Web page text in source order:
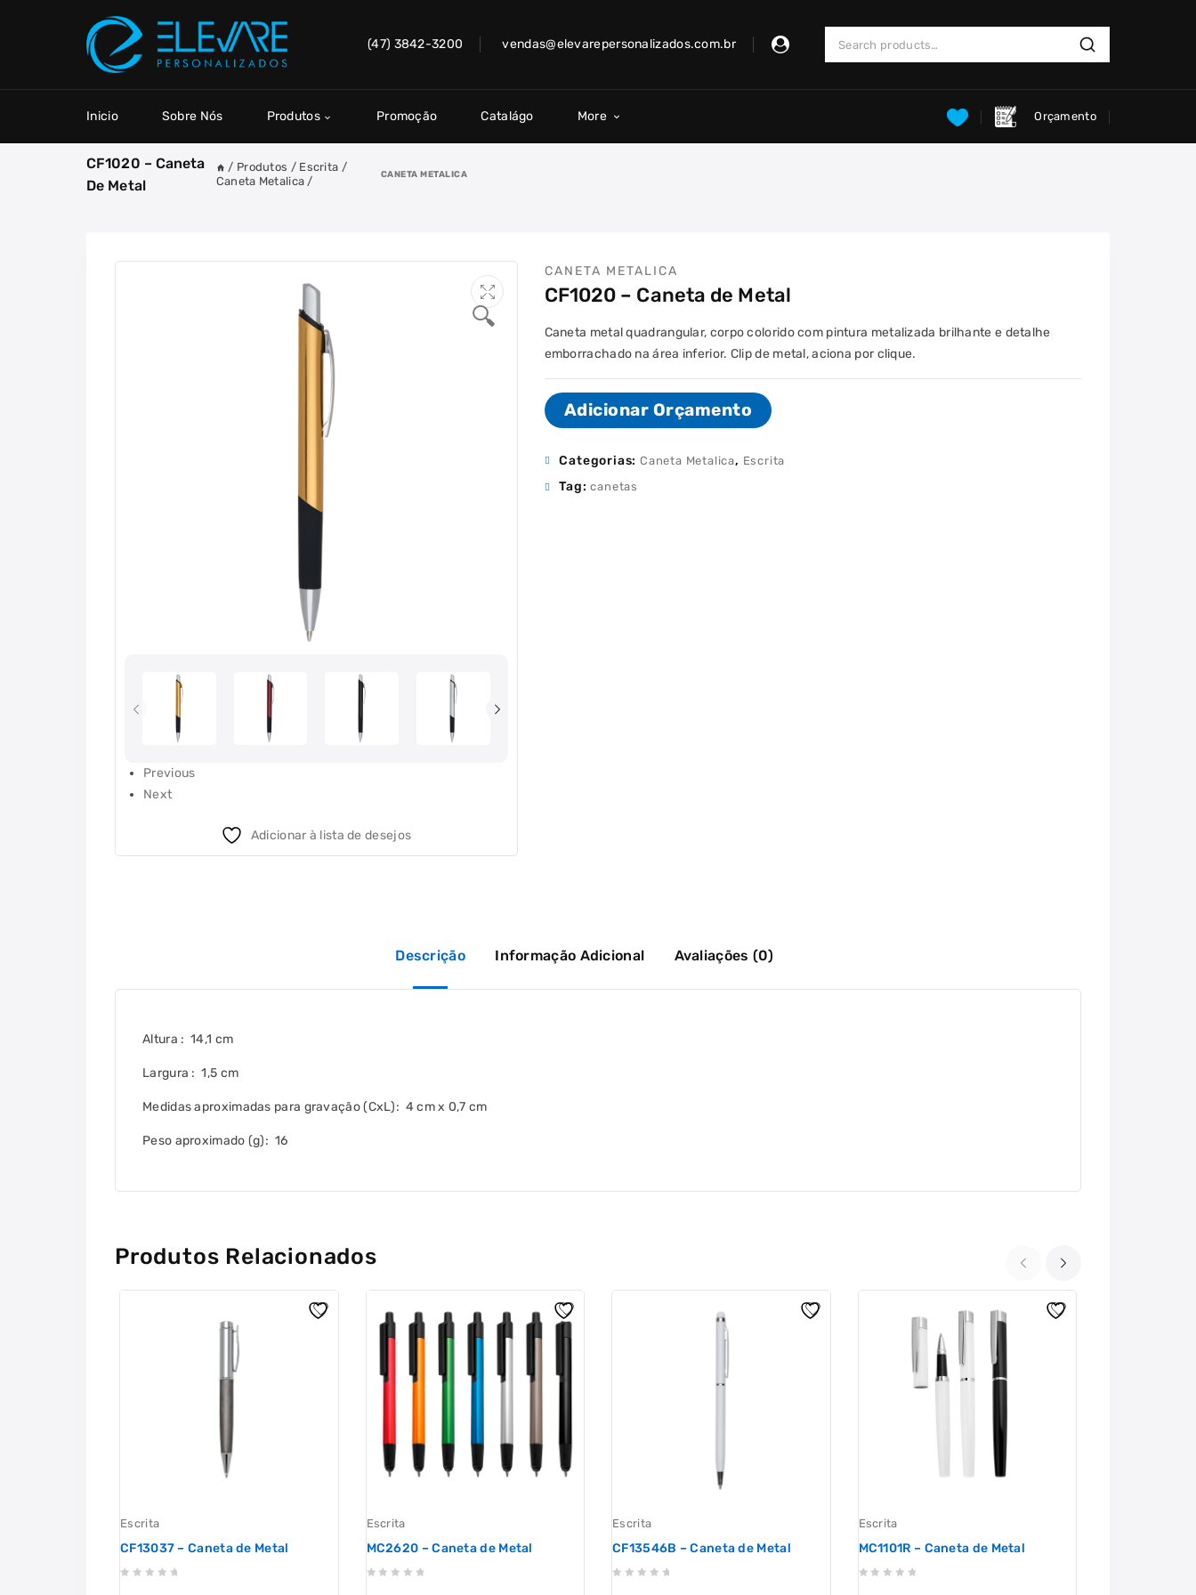
(47) 3842-3200 vendas@elevarepersonalizados.com.br Search
Inicio Sobre Nós Produtos Promoção Catalágo More Orçamento
CF1020 – Caneta
De Metal
/ Produtos / Escrita /
Caneta Metalica /
CANETA METALICA
🔍
Previous
Next
Adicionar à lista de desejos
CANETA METALICA
CF1020 – Caneta de Metal
Caneta metal quadrangular, corpo colorido com pintura metalizada brilhante e detalhe
emborrachado na área inferior. Clip de metal, aciona por clique.
Adicionar Orçamento
Categorias: Caneta Metalica, Escrita
Tag:canetas
Descrição Informação Adicional Avaliações (0)
Altura : 14,1 cm
Largura : 1,5 cm
Medidas aproximadas para gravação(CxL): 4 cm x 0,7 cm
Peso aproximado (g): 16
Produtos Relacionados
Escrita
CF13037 – Caneta de Metal
Escrita
MC2620 – Caneta de Metal
Escrita
CF13546B – Caneta de Metal
Escrita
MC1101R – Caneta de Metal